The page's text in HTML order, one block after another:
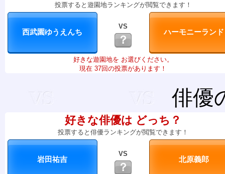
投票すると遊園地ランキングが閲覧できます！
VS
？
好きな遊園地を お選びください。
現在 37回の投票があります！
俳優
好きな俳優は どっち？
投票すると俳優ランキングが閲覧できます！
VS
？